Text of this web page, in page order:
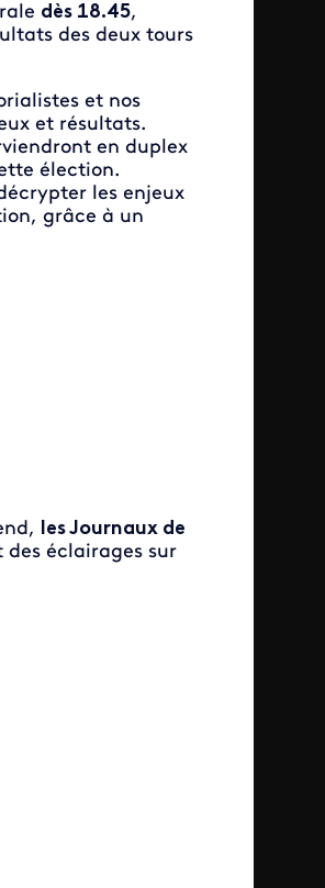
dès 18.45,
des deux tours
et nos
et résultats.
en duplex
élection.
les enjeux
grâce à un
les Journaux de
éclairages sur